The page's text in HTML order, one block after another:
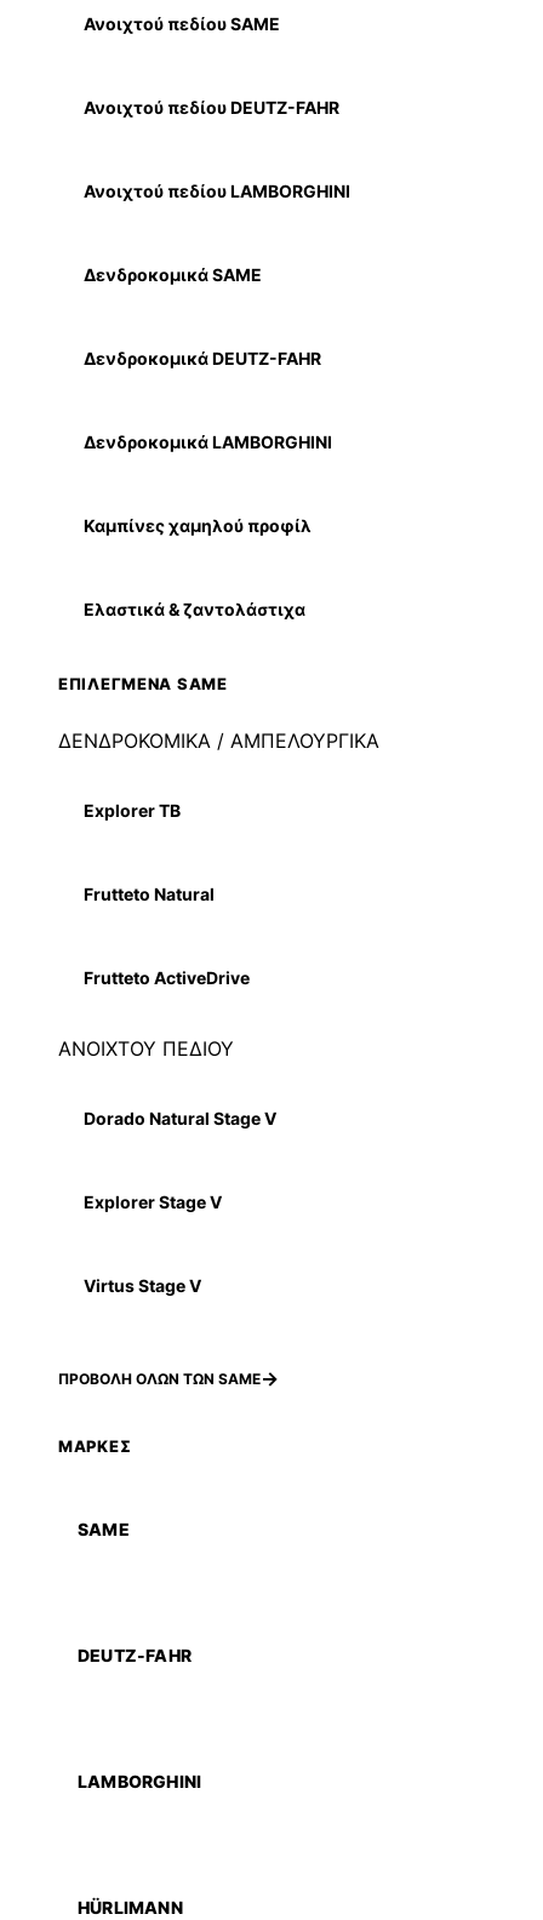
Ανοιχτού πεδίου SAME
Ανοιχτού πεδίου DEUTZ-FAHR
Ανοιχτού πεδίου LAMBORGHINI
Δενδροκομικά SAME
Δενδροκομικά DEUTZ-FAHR
Δενδροκομικά LAMBORGHINI
Καμπίνες χαμηλού προφίλ
Ελαστικά & ζαντολάστιχα
ΕΠΙΛΕΓΜΕΝΑ SAME
ΔΕΝΔΡΟΚΟΜΙΚΑ / ΑΜΠΕΛΟΥΡΓΙΚΑ
Explorer TB
Frutteto Natural
Frutteto ActiveDrive
ΑΝΟΙΧΤΟΥ ΠΕΔΙΟΥ
Dorado Natural Stage V
Explorer Stage V
Virtus Stage V
ΠΡΟΒΟΛΗ ΟΛΩΝ ΤΩΝ SAME
ΜΑΡΚΕΣ
SAME
DEUTZ-FAHR
LAMBORGHINI
HÜRLIMANN